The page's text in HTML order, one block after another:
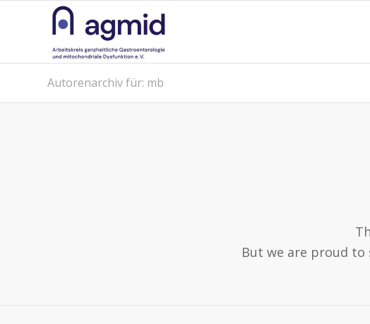
Autorenarchiv für: mb
But we are proud to